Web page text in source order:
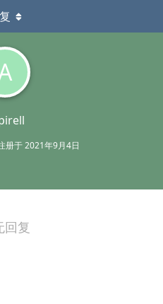
册于2021年9月4日
回复